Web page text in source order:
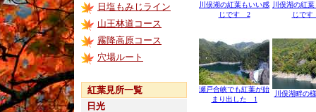
日塩もみじライン
山王林道コース
霧降高原コース
穴場ルート
紅葉見所一覧
日光
川俣湖の紅葉もいい感
じです 2
川俣湖の紅
じで
瀬戸合峡でも紅葉が始
まり出した 1
川俣湖畔の